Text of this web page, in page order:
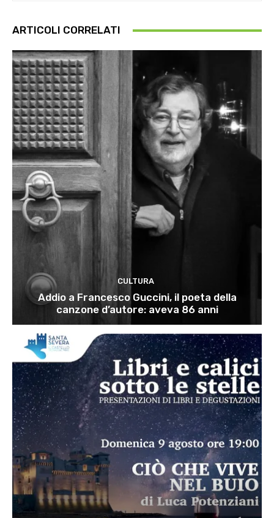
ARTICOLI CORRELATI
CULTURA
Addio a Francesco Guccini, il poeta della
canzone d’autore: aveva 86 anni